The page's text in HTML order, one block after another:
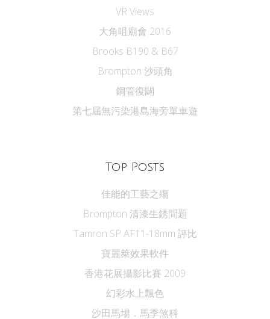
VR Views
大角咀廟會 2016
Brooks B190 & B67
Brompton 沙頭角
鋼管復闢
第七屆無污染港島海旁單車遊
Top Posts
佳能的工藝之殤
Brompton 清漆生銹問題
Tamron SP AF11-18mm 評比
寶麗箂效果軟件
香港花展攝影比賽 2009
幻彩水上飄色
沙田馬場．馬季煞科